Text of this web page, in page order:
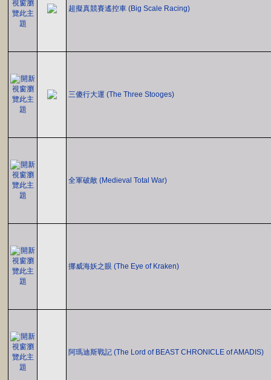
超擬真競賽遙控車 (Big Scale Racing)
三傻行大運 (The Three Stooges)
全軍破敵 (Medieval Total War)
挪威海妖之眼 (The Eye of Kraken)
阿瑪迪斯戰記 (The Lord of BEAST CHRONICLE of AMADIS)